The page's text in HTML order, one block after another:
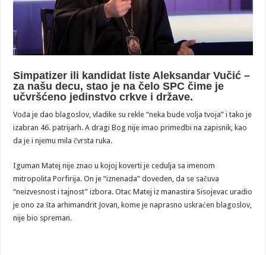
Simpatizer ili kandidat liste Aleksandar Vučić –
za našu decu, stao je na čelo SPC čime je
učvršćeno jedinstvo crkve i države.
Vođa je dao blagoslov, vladike su rekle “neka bude volja tvoja” i tako je
izabran 46. patrijarh. A dragi Bog nije imao primedbi na zapisnik, kao
da je i njemu mila čvrsta ruka.
Iguman Matej nije znao u kojoj koverti je cedulja sa imenom
mitropolita Porfirija. On je “iznenada” doveden, da se sačuva
“neizvesnost i tajnost” izbora. Otac Matej iz manastira Sisojevac uradio
je ono za šta arhimandrit Jovan, kome je naprasno uskraćen blagoslov,
nije bio spreman.